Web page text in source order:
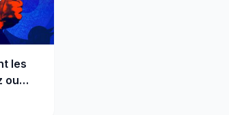
les
ou